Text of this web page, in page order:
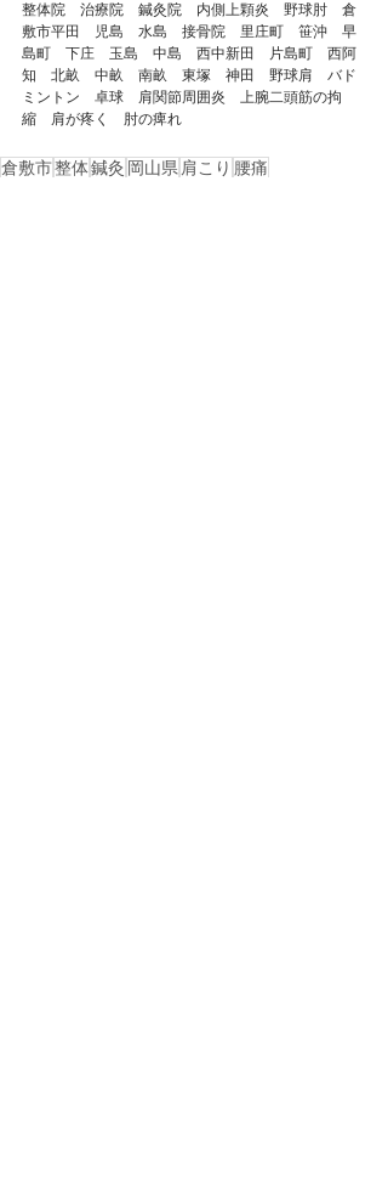
整体院　治療院　鍼灸院　内側上顆炎　野球肘　倉
敷市平田　児島　水島　接骨院　里庄町　笹沖　早
島町　下庄　玉島　中島　西中新田　片島町　西阿
知　北畝　中畝　南畝　東塚　神田　野球肩　バド
ミントン　卓球　肩関節周囲炎　上腕二頭筋の拘
縮　肩が疼く　肘の痺れ
倉敷市整体鍼灸 岡山県肩こり 腰痛